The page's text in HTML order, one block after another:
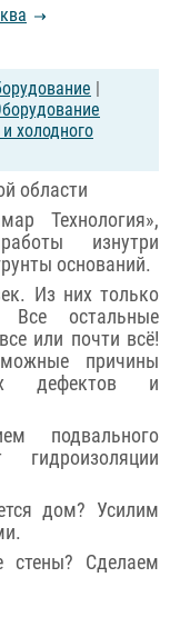
|
холодного
области
Технология»,
изнутри
оснований.
Из них только
Все остальные
или почти всё!
причины
дефектов и
подвального
дом? Усилим
стены? Сделаем